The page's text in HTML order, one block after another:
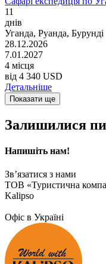
11
днів
Уганда, Руанда, Бурунді
28.12.2026
7.01.2027
4 місця
від 4 340 USD
Детальніше
Показати ще
Залишилися
Напишіть нам!
Зв’язатися з нами
ТОВ «Туристична
Kalipso
Офіс в Україні